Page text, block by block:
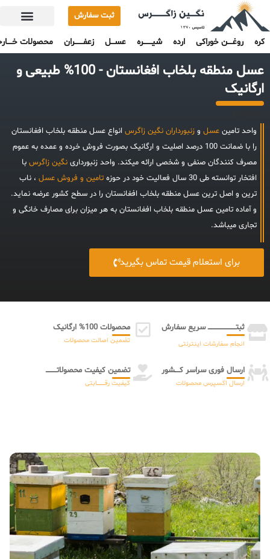
ثبت سفارش
کره روغــــن خوراکی ارده شیـــــــره عســـل زعفـــــــران محصولات
عسل منطقه بلخاب افغانستان - 100% طبیعی و
ارگانیک
واحد تامین عسل و زنبورداران نگین زاگرس انواع عسل منطقه بلخاب افغانستان
را با ضمانت 100 درصد اصلیت و ارگانیک بصورت فروش خرده و عمده به عموم
مصرف کنندگان صنفی و شخصی ارائه میکند. واحد زنبورداری نگین زاگرس با
افتخار توانسته طی 30 سال فعالیت خود در حوزه
تامین و فروش عسل ، ناب
ترین و اصل ترین عسل منطقه بلخاب افغانستان را در سطح کشور عرضه نماید.
و آماده تامین عسل منطقه بلخاب افغانستان به هر میزان برای مصارف خانگی و
تجاری میباشد.
برای استعلام قیمت تماس بگیرید
ثبتـــــــــــــــــــــــ سریع سفارش
انجام سفارشات اینترنتی
محصولات 100% ارگانیک
تضمین اصالت محصولات
ارسال فوری سراسر کــــشور
ارسال اکسپرس محصولات
تضمین کیفیت محصولاتـــــــــ
کیفیت رقـــــــــــــابتی